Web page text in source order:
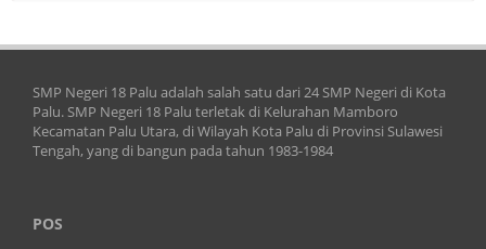
SMP Negeri 18 Palu adalah salah satu dari 24 SMP Negeri di Kota
Palu. SMP Negeri 18 Palu terletak di Kelurahan Mamboro
Kecamatan Palu Utara, di Wilayah Kota Palu di Provinsi Sulawesi
Tengah, yang di bangun pada tahun 1983-1984
POS